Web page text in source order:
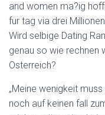
and women ma?ig
fur tag via drei
Wird selbige Dating
genau so wie rechnen
Osterreich?
„Meine wenigkeit
noch auf keinen fall